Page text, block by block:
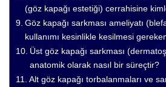
(göz kapağı estetiği) cerrahisine
Göz kapağı sarkması ameliyatı
kullanımı kesinlikle kesilmesi
Üst göz kapağı sarkması
anatomik olarak nasıl bir süreçtir?
Alt göz kapağı torbalanmaları ve